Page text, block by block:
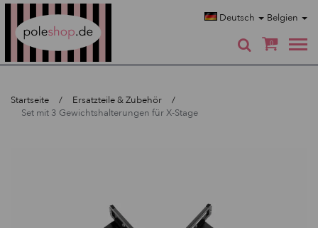
Deutsch Belgien
0
Startseite
Ersatzteile & Zubehör
Set mit 3 Gewichtshalterungen für X-Stage